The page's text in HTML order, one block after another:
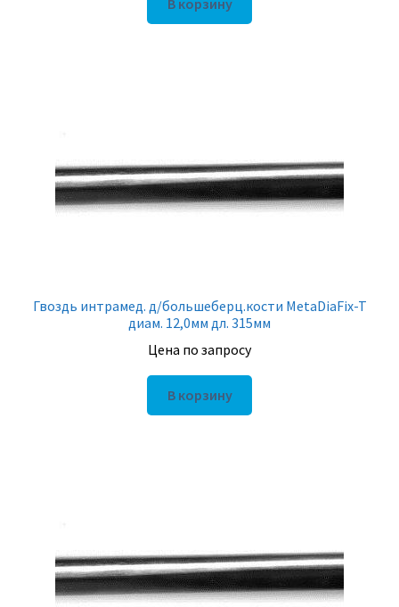
В корзину
Гвоздь интрамед. д/большеберц.кости MetaDiaFix-T
диам. 12,0мм дл. 315мм
Цена по запросу
В корзину